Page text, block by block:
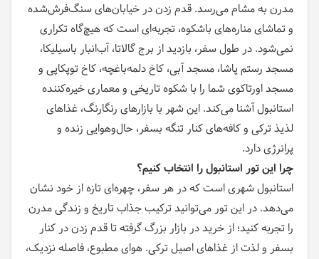
مدرن به مشام می‌رسد. قدم زدن در خیابان‌های سنگ‌فرش‌شده
و تماشای مناره‌های باشکوه، تجربه‌ای است که هیچ‌گاه تکراری
نمی‌شود. در طول سفر، بازدید از برج گالاتا، آب‌انبار باسیلیکا،
مسجد رستم پاشا، مسجد آبی، کاخ دلمه‌باغچه، کاخ توپکاپی و
مسجد اورتاکوی شما را با شکوه تاریخی و معماری خیره‌کننده
استانبول آشنا می‌کند. این شهر با بازارهای رنگارنگ، غذاهای
لذیذ ترکی و کافه‌های کنار تنگه بسفر، حال‌و‌هوایی زنده و
پرانرژی دارد.
چرا این تور استانبول را انتخاب کنیم؟
استانبول شهری است که در هر سفر، چهره‌ای تازه از خود نشان
می‌دهد. در این تور می‌توانید ترکیب جذاب تاریخ و زندگی مدرن
را تجربه کنید؛ از خرید در بازار بزرگ گرفته تا قدم زدن در کنار
بسفر و لذت از غذاهای اصیل ترکی. هوای مطبوع، فاصله نزدیک،